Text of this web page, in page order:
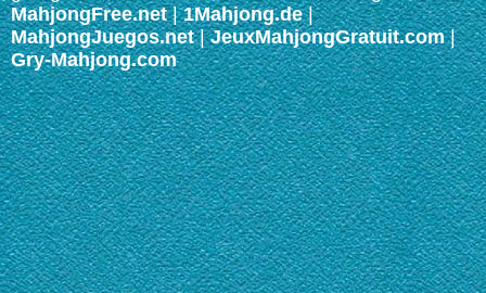
MahjongFree.net|1Mahjong.de|
MahjongJuegos.net|JeuxMahjongGratuit.com|
Gry-Mahjong.com